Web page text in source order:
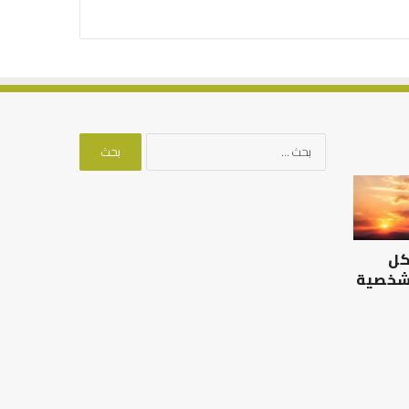
الرصيد
التربوي
والطفولة
المبكرة
..
كيف
شخصية
البحث